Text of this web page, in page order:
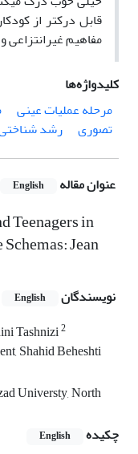
مفاهیم غیرانتزاعی
کلیدواژه‌ها
مرحله عملیات عینی
تصوری
رشد
عنوان مقاله English
Teenagers in
Jean
نویسندگان English
Tashnizi2
Shahid Beheshti
Universty, North
چکیده
English